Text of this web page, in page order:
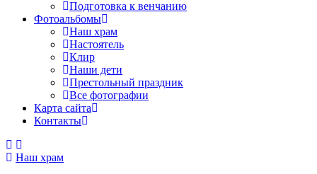
Подготовка к венчанию
Фотоальбомы
Наш храм
Настоятель
Клир
Наши дети
Престольный праздник
Все фотографии
Карта сайта
Контакты
Наш храм